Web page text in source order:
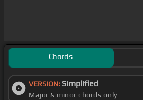
Chords
VERSION: Simplified
Major & minor chords only